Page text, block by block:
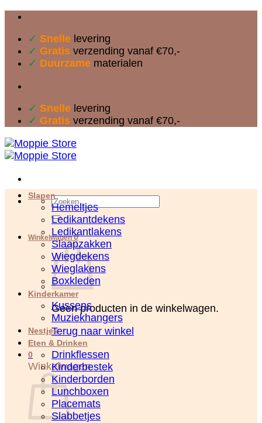
inhoud
✓ Snelle levering
✓ Gratis verzending vanaf €70,-
✓ Duurzame materialen
✓ Snelle levering
✓ Gratis verzending vanaf €70,-
Zoeken
naar:
Winkelwagen0
Geen producten in de winkelwagen.
Terug naar winkel
0
Winkelwagen
Slapen
Hemeltjes
Ledikantdekens
Ledikantlakens
Slaapzakken
Wiegdekens
Wieglakens
Boxkleden
Kinderkamer
Kussens
Muziekhangers
Nestjes
Eten & Drinken
Drinkflessen
Kinderbestek
Kinderborden
Lunchboxen
Placemats
Slabbetjes